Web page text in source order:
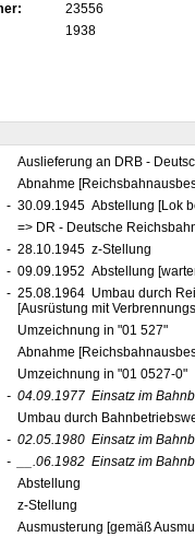
23556
1938
Auslieferung an DRB -
Abnahme
- 30.09.1945 Abstellung [Lok
=> DR - Deutsche
- 28.10.1945 z-Stellung
- 09.09.1952 Abstellung
- 25.08.1964 Umbau durch
[Ausrüstung mit
Umzeichnung in "01 527"
Abnahme
Umzeichnung in "01 0527-0"
- 04.09.1977 Einsatz im
Umbau durch
- 02.05.1980 Einsatz im
- __.06.1982 Einsatz im
Abstellung
z-Stellung
Ausmusterung [gemäß